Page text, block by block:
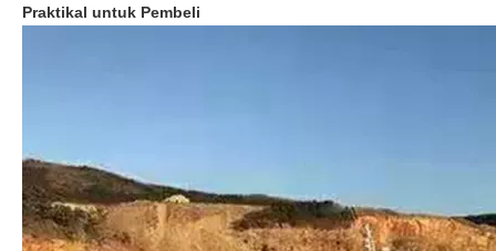
Praktikal untuk Pembeli